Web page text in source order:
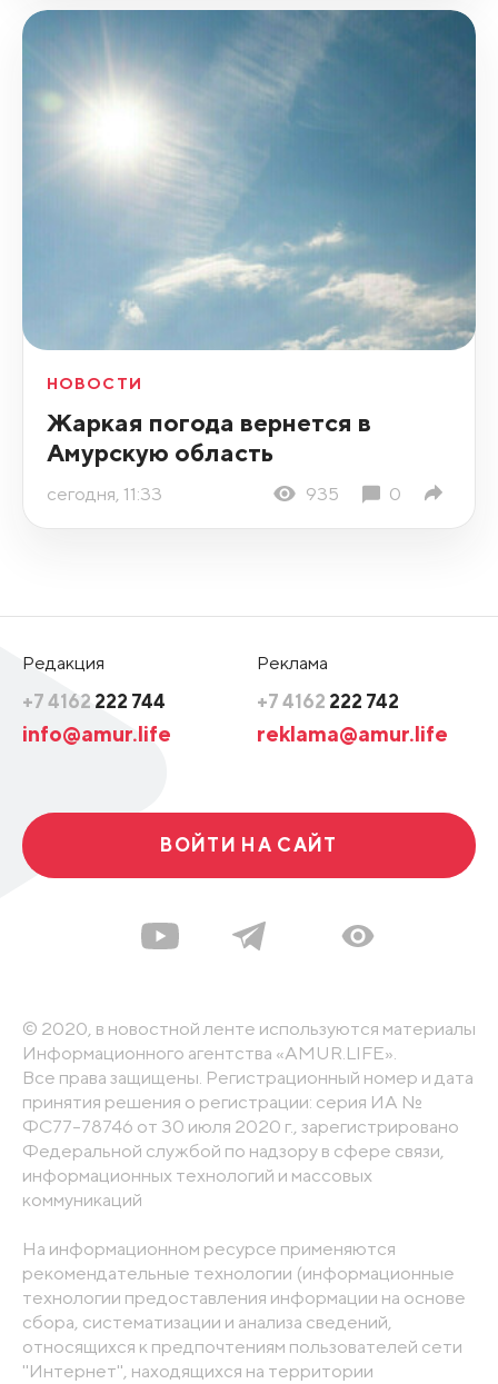
НОВОСТИ
Жаркая погода вернется в
Амурскую область
сегодня, 11:33 935 0
Редакция
+7 4162 222 744
info@amur.life
Реклама
+7 4162 222 742
reklama@amur.life
ВОЙТИ НА САЙТ
© 2020, в новостной ленте используются материалы
Информационного агентства «AMUR.LIFE».
Все права защищены. Регистрационный номер и дата
принятия решения о регистрации: серия ИА №
ФС77-78746 от 30 июля 2020 г., зарегистрировано
Федеральной службой по надзору в сфере связи,
информационных технологий и массовых
коммуникаций
На информационном ресурсе применяются
рекомендательные технологии (информационные
технологии предоставления информации на основе
сбора, систематизации и анализа сведений,
относящихся к предпочтениям пользователей сети
"Интернет", находящихся на территории